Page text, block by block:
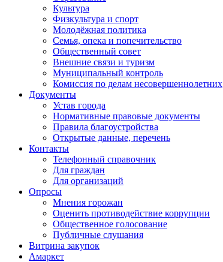
Культура
Физкультура и спорт
Молодёжная политика
Семья, опека и попечительство
Общественный совет
Внешние связи и туризм
Муниципальный контроль
Комиссия по делам несовершеннолетних
Документы
Устав города
Нормативные правовые документы
Правила благоустройства
Открытые данные, перечень
Контакты
Телефонный справочник
Для граждан
Для организаций
Опросы
Мнения горожан
Оценить противодействие коррупции
Общественное голосование
Публичные слушания
Витрина закупок
Амаркет